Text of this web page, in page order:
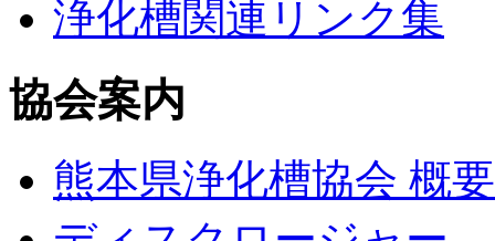
浄化槽関連リンク集
協会案内
熊本県浄化槽協会 概要